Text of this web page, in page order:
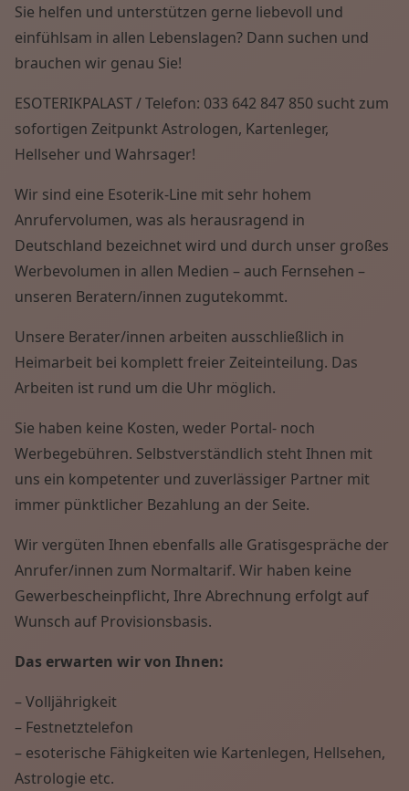
Sie helfen und unterstützen gerne liebevoll und
einfühlsam in allen Lebenslagen? Dann suchen und
brauchen wir genau Sie!
ESOTERIKPALAST / Telefon: 033 642 847 850 sucht zum
sofortigen Zeitpunkt Astrologen, Kartenleger,
Hellseher und Wahrsager!
Wir sind eine Esoterik-Line mit sehr hohem
Anrufervolumen, was als herausragend in
Deutschland bezeichnet wird und durch unser großes
Werbevolumen in allen Medien – auch Fernsehen –
unseren Beratern/innen zugutekommt.
Unsere Berater/innen arbeiten ausschließlich in
Heimarbeit bei komplett freier Zeiteinteilung. Das
Arbeiten ist rund um die Uhr möglich.
Sie haben keine Kosten, weder Portal- noch
Werbegebühren. Selbstverständlich steht Ihnen mit
uns ein kompetenter und zuverlässiger Partner mit
immer pünktlicher Bezahlung an der Seite.
Wir vergüten Ihnen ebenfalls alle Gratisgespräche der
Anrufer/innen zum Normaltarif. Wir haben keine
Gewerbescheinpflicht, Ihre Abrechnung erfolgt auf
Wunsch auf Provisionsbasis.
Das erwarten wir von Ihnen:
– Volljährigkeit
– Festnetztelefon
– esoterische Fähigkeiten wie Kartenlegen, Hellsehen,
Astrologie etc.